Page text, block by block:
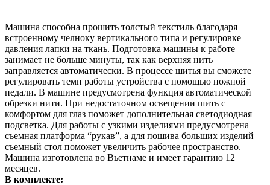
Машина способна прошить толстый текстиль благодаря
встроенному челноку вертикального типа и регулировке
давления лапки на ткань. Подготовка машины к работе
занимает не больше минуты, так как верхняя нить
заправляется автоматически. В процессе шитья вы сможете
регулировать темп работы устройства с помощью ножной
педали. В машине предусмотрена функция автоматической
обрезки нити. При недостаточном освещении шить с
комфортом для глаз поможет дополнительная светодиодная
подсветка. Для работы с узкими изделиями предусмотрена
съемная платформа “рукав”, а для пошива больших изделий
съемный стол поможет увеличить рабочее пространство.
Машина изготовлена во Вьетнаме и имеет гарантию 12
месяцев.
В комплекте: